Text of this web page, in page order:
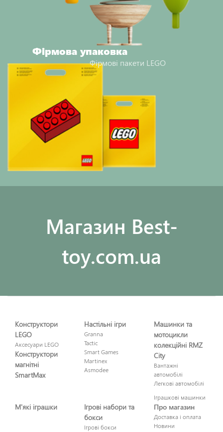
Фірмова упаковка
Фірмові пакети LEGO
Maгазин Best-
toy.com.ua
Конструктори
LEGO
Аксесуари LEGO
Конструктори
магнітні
SmartMax
Настільні ігри
Granna
Tactic
Smart Games
Martinex
Asmodee
Машинки та
мотоцикли
колекційні RMZ
City
Вантажні
автомобілі
Легкові автомобілі
Іграшкові машинки
М'які іграшки
Ігрові набори та
бокси
Ігрові бокси
Про магазин
Доставка і оплата
Новини